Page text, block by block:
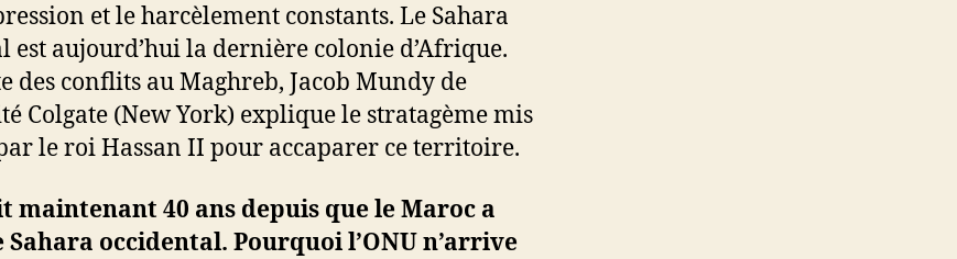
et le harcèlement constants. Le Sahara
est aujourd’hui la dernière colonie d’Afrique.
des conflits au Maghreb, Jacob Mundy de
Colgate (New York) explique le stratagème mis
le roi Hassan II pour accaparer ce territoire.
maintenant 40 ans depuis que le Maroc a
Sahara occidental. Pourquoi l’ONU n’arrive